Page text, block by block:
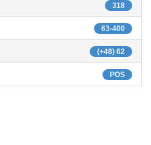
318
63-400
(+48) 62
POS